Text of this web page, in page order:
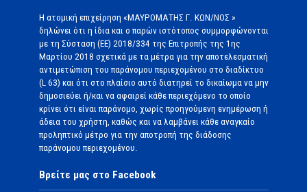
Η ατομική επιχείρηση «ΜΑΥΡΟΜΑΤΗΣ Γ. ΚΩΝ/ΝΟΣ »
δηλώνει ότι η ίδια και ο παρών ιστότοπος συμμορφώνονται
με τη Σύσταση (ΕΕ) 2018/334 της Επιτροπής της 1ης
Μαρτίου 2018 σχετικά με τα μέτρα για την αποτελεσματική
αντιμετώπιση του παράνομου περιεχομένου στο διαδίκτυο
(L 63) και ότι στο πλαίσιο αυτό διατηρεί το δικαίωμα να μην
δημοσιεύει ή/και να αφαιρεί κάθε περιεχόμενο το οποίο
κρίνει ότι είναι παράνομο, χωρίς προηγούμενη ενημέρωση ή
άδεια του χρήστη, καθώς και να λαμβάνει κάθε αναγκαίο
προληπτικό μέτρο για την αποτροπή της διάδοσης
παράνομου περιεχομένου.
Βρείτε μας στο Facebook